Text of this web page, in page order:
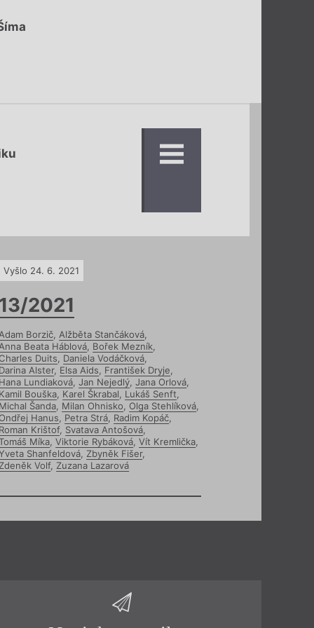
Vyšlo 24. 6. 2021
2021
Borzič, Alžběta Stančáková,
Beata Háblová, Bořek Mezník,
Duits, Daniela Vodáčková,
Alster, Elsa Aids, František Dryje,
Lundiaková, Jan Nejedlý, Jana Orlová,
Bouška, Karel Škrabal, Lukáš Senft,
Šanda, Milan Ohnisko, Olga Stehlíková,
Hanus, Petra Strá, Radim Kopáč,
Krištof, Svatava Antošová,
Míka, Viktorie Rybáková, Vít Kremlička,
Shanfeldová, Zbyněk Fišer,
Volf, Zuzana Lazarová